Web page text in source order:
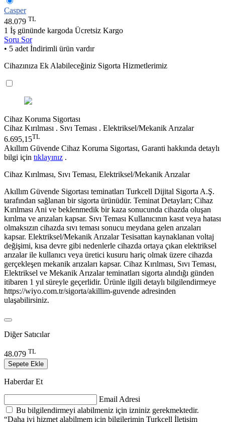
Casper
48.079 TL
1 İş gününde kargoda Ücretsiz Kargo
Soru Sor
• 5 adet İndirimli ürün vardır
Cihazınıza Ek Alabileceğiniz Sigorta Hizmetlerimiz
Cihaz Koruma Sigortası
Cihaz Kırılması . Sıvı Teması . Elektriksel/Mekanik Arızalar
6.695,15TL
Akıllım Güvende Cihaz Koruma Sigortası, Garanti hakkında detaylı
bilgi için tıklayınız .
Cihaz Kırılması, Sıvı Teması, Elektriksel/Mekanik Arızalar
Akıllım Güvende Sigortası teminatları Turkcell Dijital Sigorta A.Ş.
tarafından sağlanan bir sigorta ürünüdür. Teminat Detayları; Cihaz
Kırılması Ani ve beklenmedik bir kaza sonucunda cihazda oluşan
kırılma ve arızaları kapsar. Sıvı Teması Kullanıcının kasıt veya hatası
olmaksızın cihazda sıvı teması sonucu meydana gelen arızaları
kapsar. Elektriksel/Mekanik Arızalar Tesisattan kaynaklanan voltaj
değişimi, kısa devre gibi nedenlerle cihazda ortaya çıkan elektriksel
arızalar ile kullanıcı veya üretici kusuru hariç olmak üzere cihazda
gerçekleşen mekanik arızaları kapsar. Cihaz Kırılması, Sıvı Teması,
Elektriksel ve Mekanik Arızalar teminatları sigorta alındığı günden
itibaren 1 yıl süreyle geçerlidir. Ürünle ilgili detaylı bilgilendirmeye
https://wiyo.com.tr/sigorta/akillim-guvende adresinden
ulaşabilirsiniz.
Diğer Satıcılar
48.079 TL
Sepete Ekle
Haberdar Et
Email Adresi
Bu bilgilendirmeyi alabilmeniz için izniniz gerekmektedir.
“Daha iyi hizmet alabilmem için bilgilerimin Turkcell İletişim